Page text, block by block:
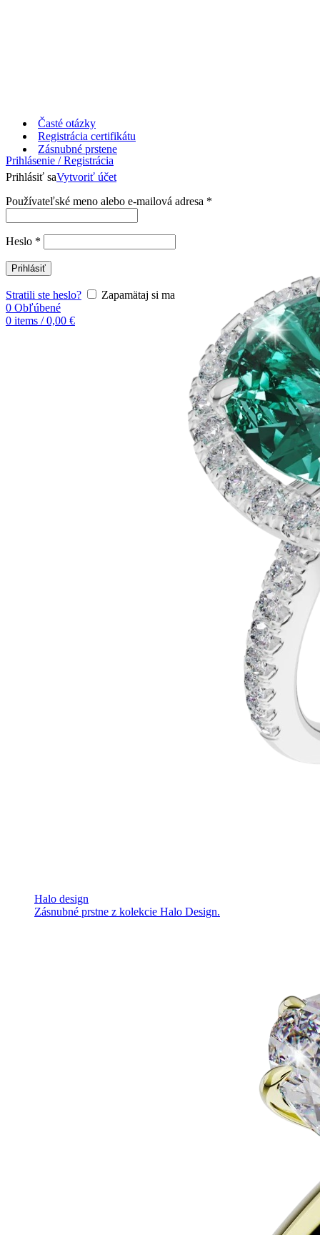
Časté otázky
Registrácia certifikátu
Prihlásenie / Registrácia
Prihlásiť saVytvoriť účet
Používateľské meno alebo e-mailová adresa *
Heslo *
Prihlásiť
Stratili ste heslo?
Zapamätaj si ma
0 Obľúbené
0 items / 0,00 €
Zásnubné prstene
Halo design
Zásnubné prstne z kolekcie Halo Design.